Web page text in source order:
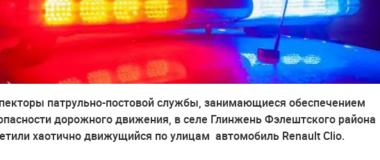
патрульно-постовой службы, занимающиеся обеспечением
дорожного движения, в селе Глинжень Фэлештского района
хаотично движущийся по улицам автомобиль Renault Clio.